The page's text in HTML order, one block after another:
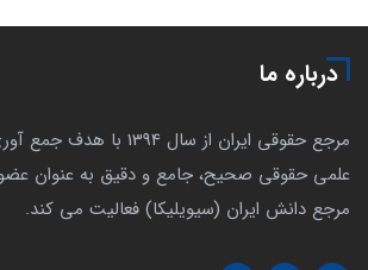
درباره ما
مرجع حقوقی ایران از سال
علمی حقوقی صحیح، جامع و دقیق به عنوان
مرجع دانش ایران (سیویلیکا) فعالیت می کند.